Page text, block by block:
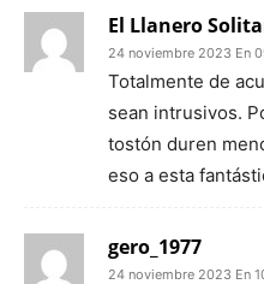
El Llanero
24 noviembre 2023 En
Totalmente de
sean intrusivos.
tostón duren
eso a esta
gero_1977
24 noviembre 2023 En